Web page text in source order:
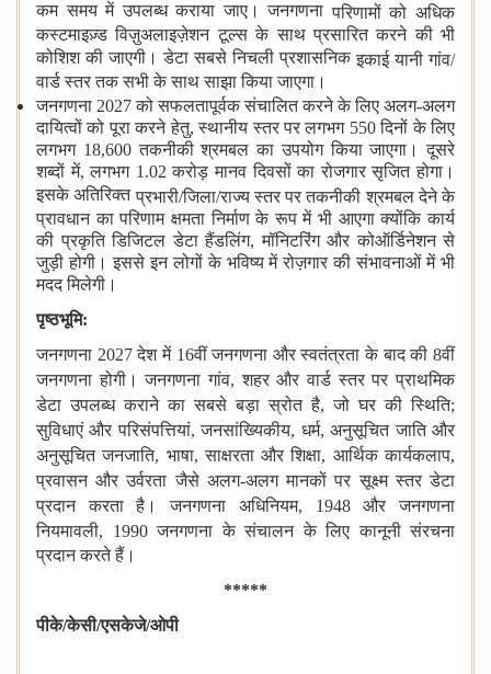
कम समय में उपलब्ध कराया जाए। जनगणना परिणामों को अधिक
कस्टमाइज़्ड विज़ुअलाइज़ेशन टूल्स के साथ प्रसारित करने की भी
कोशिश की जाएगी। डेटा सबसे निचली प्रशासनिक इकाई यानी गांव/
वार्ड स्‍तर तक सभी के साथ साझा किया जाएगा।
जनगणना 2027 को सफलतापूर्वक संचालित करने के लिए अलग-अलग
दायित्‍वों को पूरा करने हेतु, स्‍थानीय स्‍तर पर लगभग 550 दिनों के लिए
लगभग 18,600 तकनीकी श्रमबल का उपयोग किया जाएगा। दूसरे
शब्दों में, लगभग 1.02 करोड़ मानव दिवसों का रोजगार सृजित होगा।
इसके अतिरिक्‍त प्रभारी/जिला/राज्य स्‍तर पर तकनीकी श्रमबल देने के
प्रावधान का परिणाम क्षमता निर्माण के रूप में भी आएगा क्योंकि कार्य
की प्रकृति डिजिटल डेटा हैंडलिंग, मॉनिटरिंग और कोऑर्डिनेशन से
जुड़ी होगी। इससे इन लोगों के भविष्य में रोज़गार की संभावनाओं में भी
मदद मिलेगी।
पृष्ठभूमि:
जनगणना 2027 देश में 16वीं जनगणना और स्‍वतंत्रता के बाद की 8वीं
जनगणना होगी। जनगणना गांव, शहर और वार्ड स्‍तर पर प्राथमिक
डेटा उपलब्‍ध कराने का सबसे बड़ा स्रोत है, जो घर की स्थिति;
सुविधाएं और परिसंपत्तियां, जनसांख्यिकीय, धर्म, अनुसूचित जाति और
अनुसूचित जनजाति, भाषा, साक्षरता और शिक्षा, आर्थिक कार्यकलाप,
प्रवासन और उर्वरता जैसे अलग-अलग मानकों पर सूक्ष्‍म स्‍तर डेटा
प्रदान करता है।
जनगणना अधिनियम, 1948 और
जनगणना
नियमावली, 1990 जनगणना के संचालन के लिए कानूनी संरचना
प्रदान करते हैं।
*****
पीके/केसी/एसकेजे/ओपी